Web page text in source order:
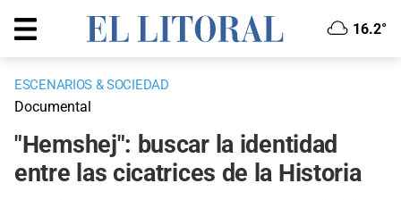
16.2°
ESCENARIOS & SOCIEDAD
Documental
"Hemshej": buscar la identidad
entre las cicatrices de la Historia